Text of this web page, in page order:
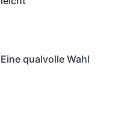
Eine qualvolle Wahl